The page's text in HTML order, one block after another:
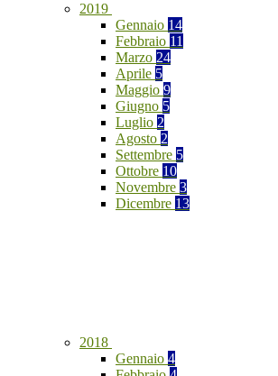
2019
Gennaio 14
Febbraio 11
Marzo 24
Aprile 5
Maggio 9
Giugno 5
Luglio 2
Agosto 2
Settembre 5
Ottobre 10
Novembre 3
Dicembre 13
2018
Gennaio 4